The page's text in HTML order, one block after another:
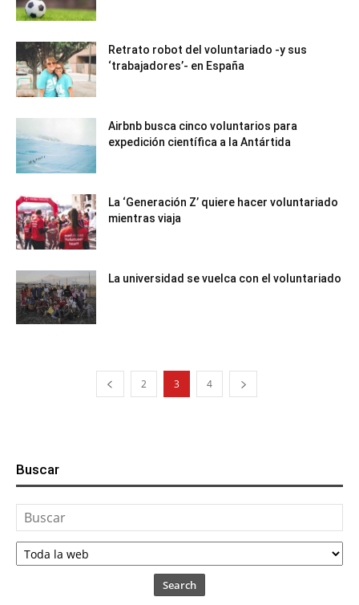
Retrato robot del voluntariado -y sus
‘trabajadores’- en España
Airbnb busca cinco voluntarios para
expedición científica a la Antártida
La ‘Generación Z’ quiere hacer voluntariado
mientras viaja
La universidad se vuelca con el voluntariado
2 3 4
Buscar
Search